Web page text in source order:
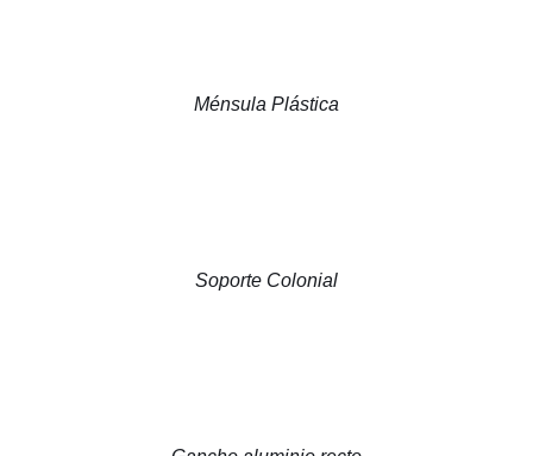
Ménsula Plástica
Soporte Colonial